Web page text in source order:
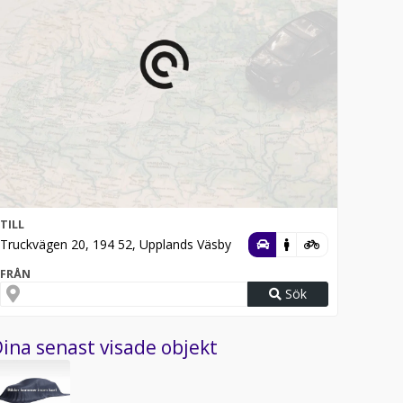
TILL
Truckvägen 20, 194 52, Upplands Väsby
FRÅN
Sök
senast visade objekt